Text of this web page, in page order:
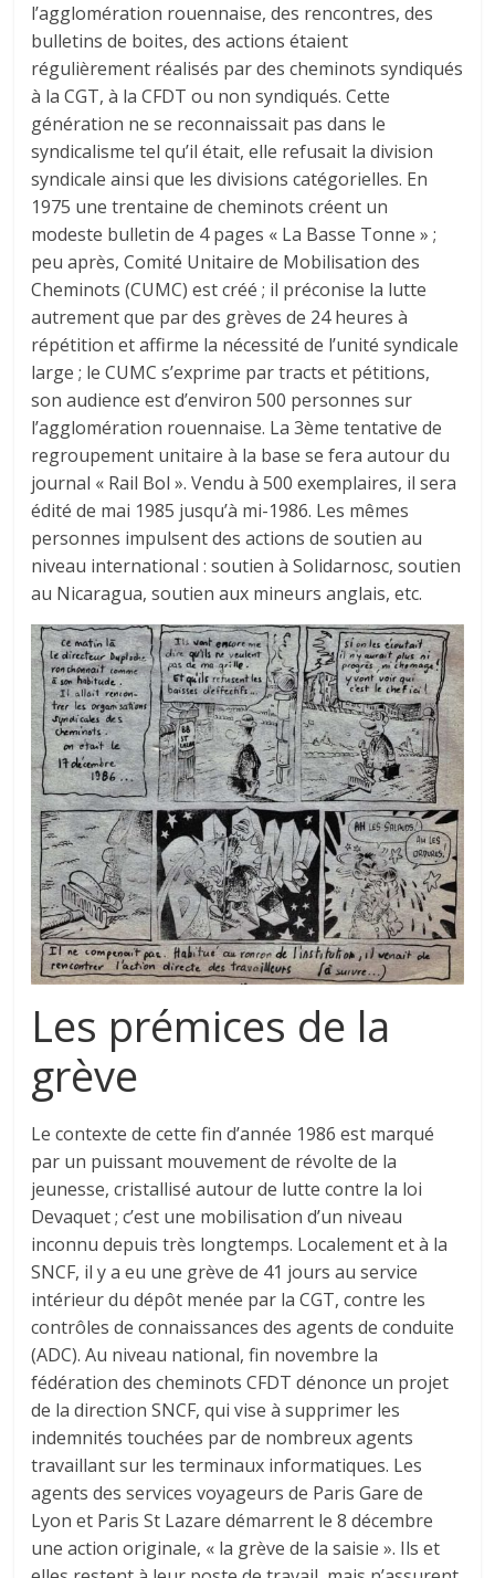
l’agglomération rouennaise, des rencontres, des
bulletins de boites, des actions étaient
régulièrement réalisés par des cheminots syndiqués
à la CGT, à la CFDT ou non syndiqués. Cette
génération ne se reconnaissait pas dans le
syndicalisme tel qu’il était, elle refusait la division
syndicale ainsi que les divisions catégorielles. En
1975 une trentaine de cheminots créent un
modeste bulletin de 4 pages « La Basse Tonne » ;
peu après, Comité Unitaire de Mobilisation des
Cheminots (CUMC) est créé ; il préconise la lutte
autrement que par des grèves de 24 heures à
répétition et affirme la nécessité de l’unité syndicale
large ; le CUMC s’exprime par tracts et pétitions,
son audience est d’environ 500 personnes sur
l’agglomération rouennaise. La 3ème tentative de
regroupement unitaire à la base se fera autour du
journal « Rail Bol ». Vendu à 500 exemplaires, il sera
édité de mai 1985 jusqu’à mi-1986. Les mêmes
personnes impulsent des actions de soutien au
niveau international : soutien à Solidarnosc, soutien
au Nicaragua, soutien aux mineurs anglais, etc.
Les prémices de la
grève
Le contexte de cette fin d’année 1986 est marqué
par un puissant mouvement de révolte de la
jeunesse, cristallisé autour de lutte contre la loi
Devaquet ; c’est une mobilisation d’un niveau
inconnu depuis très longtemps. Localement et à la
SNCF, il y a eu une grève de 41 jours au service
intérieur du dépôt menée par la CGT, contre les
contrôles de connaissances des agents de conduite
(ADC). Au niveau national, fin novembre la
fédération des cheminots CFDT dénonce un projet
de la direction SNCF, qui vise à supprimer les
indemnités touchées par de nombreux agents
travaillant sur les terminaux informatiques. Les
agents des services voyageurs de Paris Gare de
Lyon et Paris St Lazare démarrent le 8 décembre
une action originale, « la grève de la saisie ». Ils et